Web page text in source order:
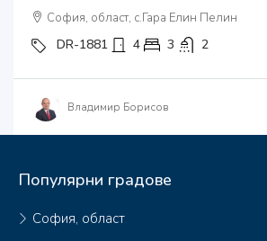
София, област, с.Гара Елин Пелин
DR-1881 4 3 2
Владимир Борисов
Популярни градове
София, област